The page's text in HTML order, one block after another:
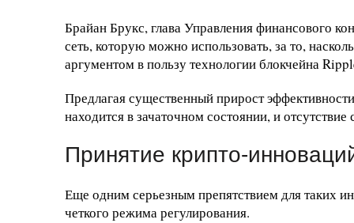
Брайан Брукс, глава Управления финансового
сеть, которую можно использовать, за то,
аргументом в пользу технологии блокчейна
Предлагая существенный прирост
находится в зачаточном состоянии, и
Принятие крипто-
Еще одним серьезным препятствием для таких
четкого режима регулирования.